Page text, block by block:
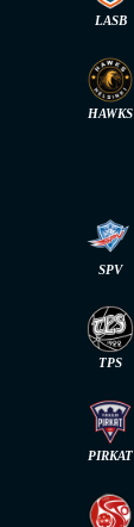
LASB
HAWKS
SPV
TPS
PIRKAT